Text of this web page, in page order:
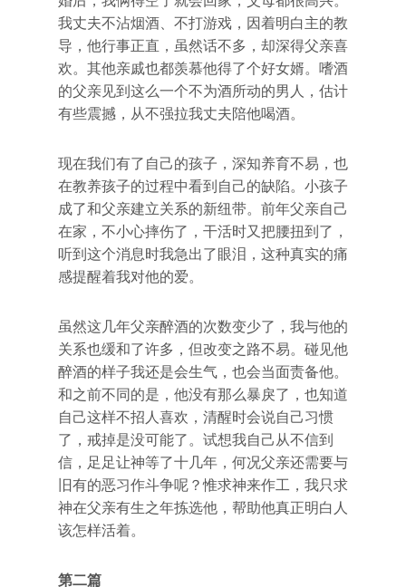
我丈夫不沾烟酒、不打游戏，因着明白主的教
导，他行事正直，虽然话不多，却深得父亲喜
欢。其他亲戚也都羡慕他得了个好女婿。嗜酒
的父亲见到这么一个不为酒所动的男人，估计
有些震撼，从不强拉我丈夫陪他喝酒。
现在我们有了自己的孩子，深知养育不易，也
在教养孩子的过程中看到自己的缺陷。小孩子
成了和父亲建立关系的新纽带。前年父亲自己
在家，不小心摔伤了，干活时又把腰扭到了，
听到这个消息时我急出了眼泪，这种真实的痛
感提醒着我对他的爱。
虽然这几年父亲醉酒的次数变少了，我与他的
关系也缓和了许多，但改变之路不易。碰见他
醉酒的样子我还是会生气，也会当面责备他。
和之前不同的是，他没有那么暴戾了，也知道
自己这样不招人喜欢，清醒时会说自己习惯
了，戒掉是没可能了。试想我自己从不信到
信，足足让神等了十几年，何况父亲还需要与
旧有的恶习作斗争呢？惟求神来作工，我只求
神在父亲有生之年拣选他，帮助他真正明白人
该怎样活着。
第二篇